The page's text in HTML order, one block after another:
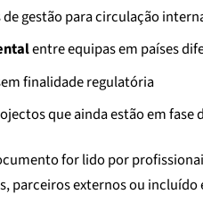
gestão para circulação
entre equipas em países
finalidade regulatória
que ainda estão em fase
for lido por
parceiros externos ou